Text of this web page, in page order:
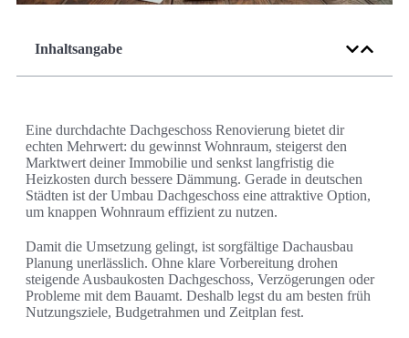
Inhaltsangabe
Eine durchdachte Dachgeschoss Renovierung bietet dir
echten Mehrwert: du gewinnst Wohnraum, steigerst den
Marktwert deiner Immobilie und senkst langfristig die
Heizkosten durch bessere Dämmung. Gerade in deutschen
Städten ist der Umbau Dachgeschoss eine attraktive Option,
um knappen Wohnraum effizient zu nutzen.
Damit die Umsetzung gelingt, ist sorgfältige Dachausbau
Planung unerlässlich. Ohne klare Vorbereitung drohen
steigende Ausbaukosten Dachgeschoss, Verzögerungen oder
Probleme mit dem Bauamt. Deshalb legst du am besten früh
Nutzungsziele, Budgetrahmen und Zeitplan fest.